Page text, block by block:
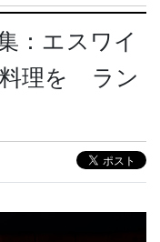
：エスワイ
理を ラン